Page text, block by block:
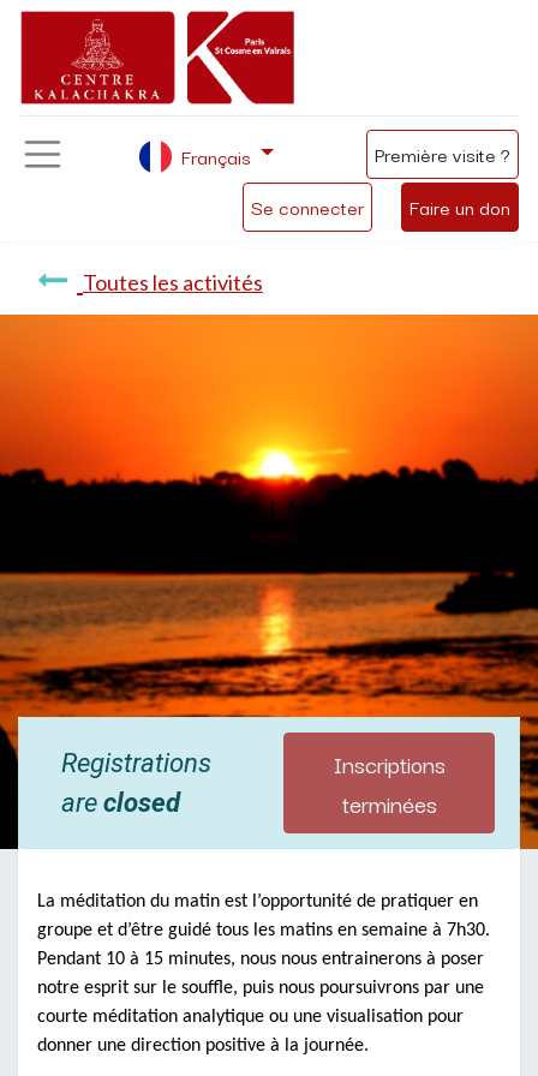
Se connecter Faire un don
Français Première visite ?
Toutes les activités
Méditation du matin
Registrations
areclosed
Inscriptions
terminées
La méditation du matin est l’opportunité de pratiquer en
groupe et d’être guidé tous les matins en semaine à 7h30.
Pendant 10 à 15 minutes, nous nous entrainerons à poser
notre esprit sur le souffle, puis nous poursuivrons par une
courte méditation analytique ou une visualisation pour
donner une direction positive à la journée.